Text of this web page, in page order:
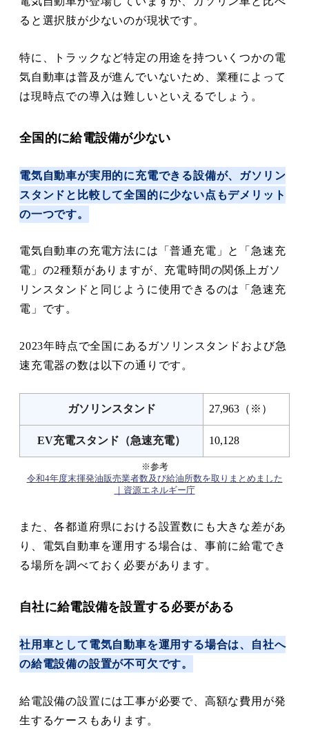
ると選択肢が少ないのが現状です。
特に、トラックなど特定の用途を持ついくつかの電
気自動車は普及が進んでいないため、業種によって
は現時点での導入は難しいといえるでしょう。
全国的に給電設備が少ない
電気自動車が実用的に充電できる設備が、ガソリン
スタンドと比較して全国的に少ない点もデメリット
の一つです。
電気自動車の充電方法には「普通充電」と「急速充
電」の2種類がありますが、充電時間の関係上ガソ
リンスタンドと同じように使用できるのは「急速充
電」です。
2023年時点で全国にあるガソリンスタンドおよび急
速充電器の数は以下の通りです。
ガソリンスタンド 27,963（※）
EV充電スタンド（急速充電） 10,128
※参考
令和4年度末揮発油販売業者数及び給油所数を取りまとめました
｜資源エネルギー庁
また、各都道府県における設置数にも大きな差があ
り、電気自動車を運用する場合は、事前に給電でき
る場所を調べておく必要があります。
自社に給電設備を設置する必要がある
社用車として電気自動車を運用する場合は、自社へ
の給電設備の設置が不可欠です。
給電設備の設置には工事が必要で、高額な費用が発
生するケースもあります。